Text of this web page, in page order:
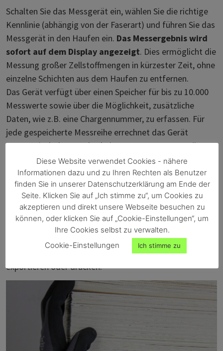
Schalten Sie das Messgerät ein, wählen Sie die richtige
Kennlinie (abhängig von der Faserart) und führen Sie das
Messgerät in den Haufen ein. Das Messergebnis wird
sofort auf dem Display angezeigt. Dies ermöglicht die
Messung großer Zellstoffmengen in kürzester Zeit, ohne
einzelne Schichten aus dem Haufen zu entfernen.
Das Gerät verfügt über einen Speicher für bis zu 10.000
Messwerte sowie über die Möglichkeit, zusätzliche
Daten, wie z.B. eine Chargennummer, zu erfassen. Für
jede gespeicherte Messreihe errechnet das Gerät
automatisch den Durchschnittswert. Das Messgerät
verfügt über zwei robuste Elektroden, die in den Pfahl
gesteckt werden müssen.
Auf der Rückseite des Geräts befindet sich ein
abnehmbarer Griff zur einfachen Handhabung des
Geräts.
Über die optional erhältliche USB-Schnittstelle können
Sie die Messergebnisse auf einen PC übertragen und mit
der PC-Software LogMemorizer archivieren, auswerten,
exportieren oder drucken.
Diese Website verwendet Cookies - nähere
Informationen dazu und zu Ihren Rechten als Benutzer
finden Sie in unserer Datenschutzerklärung am Ende der
Seite. Klicken Sie auf „Ich stimme zu“, um Cookies zu
akzeptieren und direkt unsere Webseite besuchen zu
können, oder klicken Sie auf „Cookie-Einstellungen“, um
Ihre Cookies selbst zu verwalten.
Cookie-Einstellungen
Ich stimme zu